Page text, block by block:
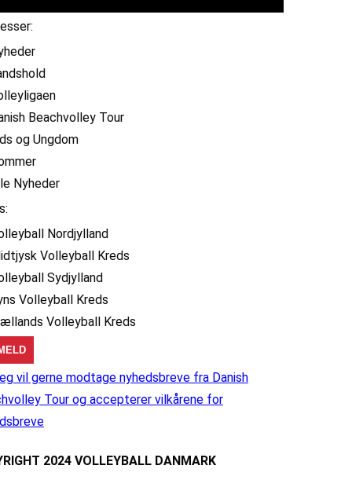
Beachvolley Tour
og Ungdom
Nyheder
Nordjylland
Volleyball Kreds
Sydjylland
Volleyball Kreds
Volleyball Kreds
vil gerne modtage nyhedsbreve fra Danish
Tour og accepterer vilkårene for
2024 VOLLEYBALL DANMARK